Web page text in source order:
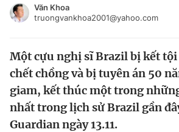
Video
Sản phẩm khác
Đăng xuất
Văn Khoa
truongvankhoa2001@yahoo.com
Một cựu nghị sĩ Brazil bị kết
chết chồng và bị tuyên án 50
giam, kết thúc một trong
nhất trong lịch sử Brazil gần
Guardian ngày 13.11.